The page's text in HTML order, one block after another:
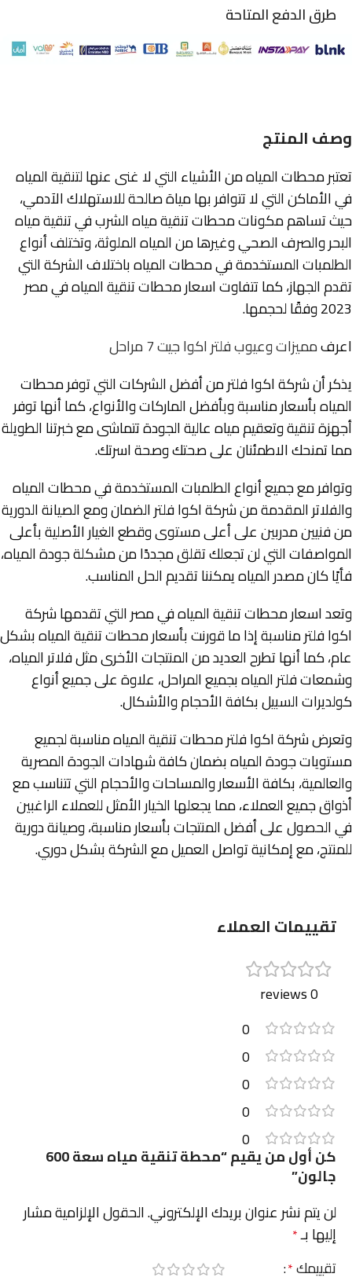
طرق الدفع المتاحة
وصف المنتج
تعتبر محطات المياه من الأشياء التي لا غنى عنها لتنقية المياه
في الأماكن التي لا تتوافر بها مياة صالحة للاستهلاك الآدمي،
حيث تساهم مكونات محطات تنقية مياه الشرب في تنقية مياه
البحر والصرف الصحي وغيرها من المياه الملوثة، وتختلف أنواع
الطلمبات المستخدمة في محطات المياه باختلاف الشركة التي
تقدم الجهاز، كما تتفاوت اسعار محطات تنقية المياه في مصر
2023 وفقًا لحجمها.
اعرفمميزات وعيوب فلتر اكوا جيت 7 مراحل
يذكر أن شركة اكوا فلتر من أفضل الشركات التي توفر محطات
المياه بأسعار مناسبة وبأفضل الماركات والأنواع، كما أنها توفر
أجهزة تنقية وتعقيم مياه عالية الجودة تتماشى مع خبرتنا الطويلة
مما تمنحك الاطمئنان على صحتك وصحة اسرتك.
وتوافر مع جميع أنواع الطلمبات المستخدمة في محطات المياه
والفلاتر المقدمة من شركة اكوا فلتر الضمان ومع الصيانة الدورية
من فنيين مدربين على أعلى مستوى وقطع الغيار الأصلية بأعلى
المواصفات التي لن تجعلك تقلق مجددًا من مشكلة جودة المياه،
فأيًا كان مصدر المياه يمكننا تقديم الحل المناسب.
وتعد اسعار محطات تنقية المياه في مصر التي تقدمها شركة
اكوا فلتر مناسبة إذا ما قورنت بأسعار محطات تنقية المياه بشكل
عام، كما أنها تطرح العديد من المنتجات الأخرى مثل فلاتر المياه،
وشمعات فلتر المياه بجميع المراحل، علاوة على جميع أنواع
كولديرات السبيل بكافة الأحجام والأشكال.
وتعرض شركة اكوا فلتر محطات تنقية المياه مناسبة لجميع
مستويات جودة المياه بضمان كافة شهادات الجودة المصرية
والعالمية، بكافة الأسعار والمساحات والأحجام التي تتناسب مع
أذواق جميع العملاء، مما يجعلها الخيار الأمثل للعملاء الراغبين
في الحصول على أفضل المنتجات بأسعار مناسبة، وصيانة دورية
للمنتج، مع إمكانية تواصل العميل مع الشركة بشكل دوري.
تقييمات العملاء
0 reviews
0
0
0
0
0
كن أول من يقيم “محطة تنقية مياه سعة 600
جالون”
لن يتم نشر عنوان بريدك الإلكتروني.الحقول الإلزامية مشار
إليها بـ*
تقييمك*